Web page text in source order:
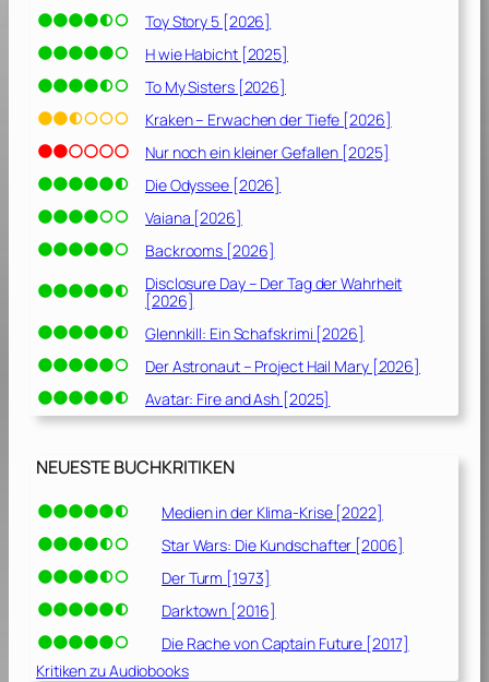
Toy Story 5 [2026]
H wie Habicht [2025]
To My Sisters [2026]
Kraken – Erwachen der Tiefe [2026]
Nur noch ein kleiner Gefallen [2025]
Die Odyssee [2026]
Vaiana [2026]
Backrooms [2026]
Disclosure Day – Der Tag der Wahrheit
[2026]
Glennkill: Ein Schafskrimi [2026]
Der Astronaut – Project Hail Mary [2026]
Avatar: Fire and Ash [2025]
NEUESTE BUCHKRITIKEN
Medien in der Klima-Krise [2022]
Star Wars: Die Kundschafter [2006]
Der Turm [1973]
Darktown [2016]
Die Rache von Captain Future [2017]
Kritiken zu Audiobooks